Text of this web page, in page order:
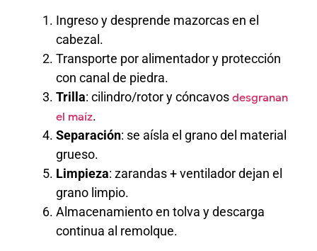
Ingreso y desprende mazorcas en el
cabezal.
Transporte por alimentador y protección
con canal de piedra.
Trilla: cilindro/rotor y cóncavos desgranan
el maíz.
Separación: se aísla el grano del material
grueso.
Limpieza: zarandas + ventilador dejan el
grano limpio.
Almacenamiento en tolva y descarga
continua al remolque.